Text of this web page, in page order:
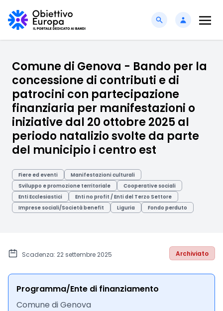
Comune di Genova - Bando per la
concessione di contributi e di
patrocini con partecipazione
finanziaria per manifestazioni o
iniziative dal 20 ottobre 2025 al
periodo natalizio svolte da parte
del municipio i centro est
Fiere ed eventi
Manifestazioni culturali
Sviluppo e promozione territoriale
Cooperative sociali
Enti Ecclesiastici
Enti no profit / Enti del Terzo Settore
Imprese sociali/Società benefit
Liguria Fondo perduto
Scadenza: 22 settembre 2025 Archiviato
Programma/Ente di finanziamento
Comune di Genova